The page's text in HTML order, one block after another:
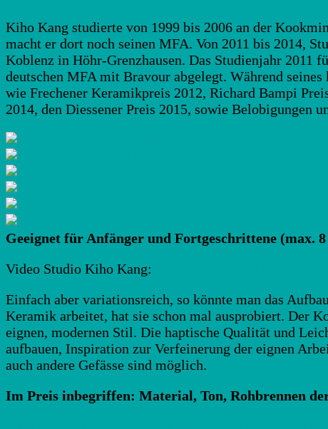
Kiho Kang studierte von 1999 bis 2006 an der
macht er dort noch seinen MFA. Von 2011 bis 2014,
Koblenz in Höhr-Grenzhausen. Das Studienjahr 2011
deutschen MFA mit Bravour abgelegt. Während
wie Frechener Keramikpreis 2012, Richard Bampi
2014, den Diessener Preis 2015, sowie Belobigungen
Geeignet für Anfänger und Fortgeschrittene (max. 8
Video Studio Kiho Kang:
Einfach aber variationsreich, so könnte man das
Keramik arbeitet, hat sie schon mal ausprobiert. Der
eignen, modernen Stil. Die haptische Qualität und
aufbauen, Inspiration zur Verfeinerung der eignen
auch andere Gefässe sind möglich.
Im Preis inbegriffen: Material, Ton, Rohbrennen